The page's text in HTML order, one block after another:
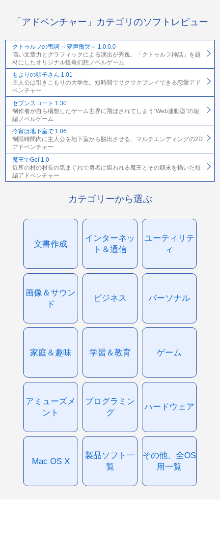
「アドベンチャー」カテゴリのソフトレビュー
クトゥルフの弔詞 ～夢声慟哭～ 1.0.0.0
高い文章力とグラフィックによる演出が秀逸。「クトゥルフ神話」を題
材にしたオリジナル怪奇幻想ノベルゲーム
もよりの駅子さん 1.01
主人公は引きこもりの大学生。短時間でサクサクプレイできる恋愛アド
ベンチャー
セブンスコート 1.30
制作者が自ら構想したゲーム世界に飛ばされてしまう“Web連動型”の短
編ノベルゲーム
今宵は地下室で 1.06
制限時間内に主人公を地下室から脱出させる、マルチエンディングの2D
アドベンチャー
魔王でGo! 1.0
近所の村の村長の気まぐれで勇者に狙われる魔王とその顛末を描いた短
編アドベンチャー
カテゴリーから選ぶ
文書作成
インターネッ
ト＆通信
ユーティリテ
ィ
画像＆サウン
ド
ビジネス パーソナル
家庭＆趣味 学習＆教育 ゲーム
アミューズメ
ント
プログラミン
グ
ハードウェア
Mac OS X
製品ソフト一
覧
その他、全OS
用一覧